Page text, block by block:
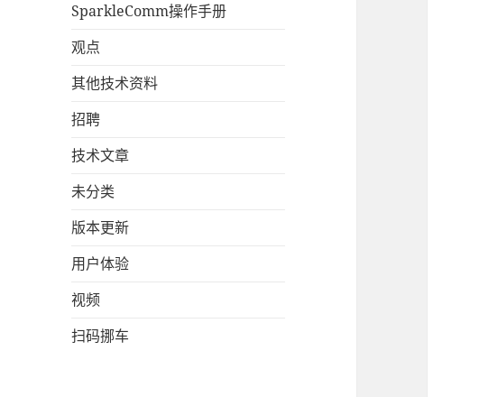
SparkleComm操作手册
观点
其他技术资料
招聘
技术文章
未分类
版本更新
用户体验
视频
扫码挪车